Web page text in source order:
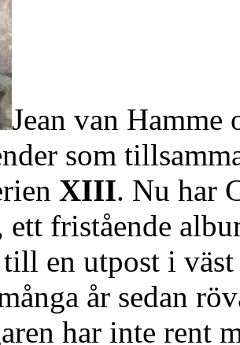
Jean van
som
XIII. Nu har
ett fristående
en utpost i
år sedan
har inte rent